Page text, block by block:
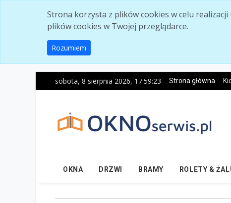
Strona korzysta z plików cookies w celu
plików cookies w Twojej przeglądarce.
Rozumiem
sobota, 8 sierpnia 2026, 17:59:25 Strona główna
OKNA DRZWI BRAMY ROLETY &